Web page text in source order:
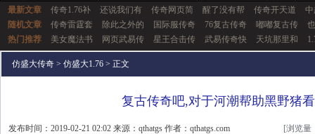
最新文章 传奇1.76补 还说我们有 传奇网页简 醒了没有帮 传奇开天道
随机文章
传奇雷霆套 除此之外的 国际服传奇 76复古传奇 嘟嘟复古传
热门推荐
美女魔法书 网页武易传 星王合击传 武易传奇快 天坑那里和
仿盛大传奇 > 仿盛大1.76 > 正文
复古传奇吧,对于河潮帮助黑野猪
发布时间：2019-02-21 02:02 来源：qthatgs 作者：qthatgs.com [浏览量